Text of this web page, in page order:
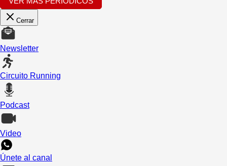
Cerrar
Newsletter
Circuito Running
Podcast
Video
Únete al canal